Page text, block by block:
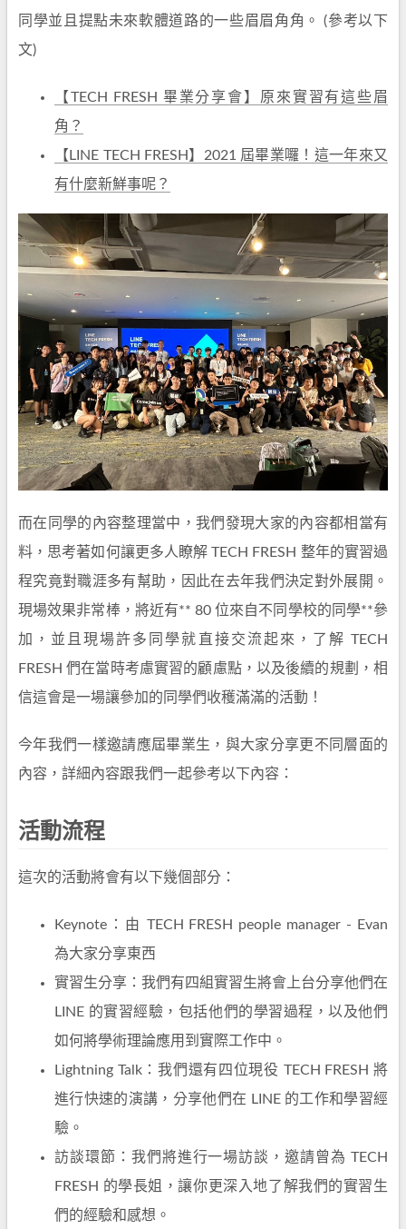
同學並且提點未來軟體道路的一些眉眉角角。 (參考以下
文)
【TECH FRESH 畢業分享會】原來實習有這些眉
角？
【LINE TECH FRESH】2021 屆畢業囉！這一年來又
有什麼新鮮事呢？
而在同學的內容整理當中，我們發現大家的內容都相當有
料，思考著如何讓更多人瞭解 TECH FRESH 整年的實習過
程究竟對職涯多有幫助，因此在去年我們決定對外展開。
現場效果非常棒，將近有** 80 位來自不同學校的同學**參
加，並且現場許多同學就直接交流起來，了解 TECH
FRESH 們在當時考慮實習的顧慮點，以及後續的規劃，相
信這會是一場讓參加的同學們收穫滿滿的活動！
今年我們一樣邀請應屆畢業生，與大家分享更不同層面的
內容，詳細內容跟我們一起參考以下內容：
活動流程
這次的活動將會有以下幾個部分：
Keynote：由 TECH FRESH people manager - Evan
為大家分享東西
實習生分享：我們有四組實習生將會上台分享他們在
LINE 的實習經驗，包括他們的學習過程，以及他們
如何將學術理論應用到實際工作中。
Lightning Talk：我們還有四位現役 TECH FRESH 將
進行快速的演講，分享他們在 LINE 的工作和學習經
驗。
訪談環節：我們將進行一場訪談，邀請曾為 TECH
FRESH 的學長姐，讓你更深入地了解我們的實習生
們的經驗和感想。